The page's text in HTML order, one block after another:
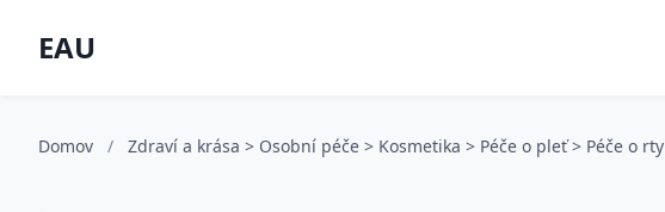
EAU
Domov / Zdraví a krása > Osobní péče > Kosmetika > Péče o pleť > Péče o rty